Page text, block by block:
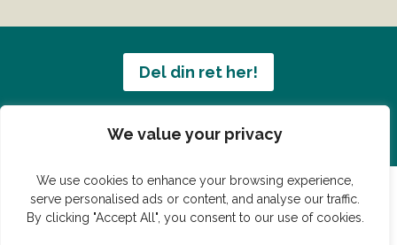
We value your privacy
We use cookies to enhance your browsing experience,
serve personalised ads or content, and analyse our traffic.
By clicking "Accept All", you consent to our use of cookies.
Del din ret her!
Har du en konge ret du vil dele?
© Vildmedmad.dk 2019. God og nem mad!